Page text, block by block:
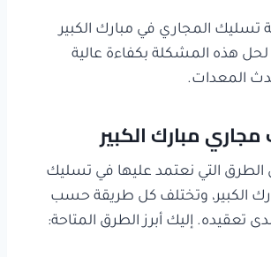
تسليك المجاري في مبارك الكبير
هذه المشكلة بكفاءة عالية
المعدات.
مبارك الكبير
الطرق التي نعتمد عليها في تسليك
الكبير، وتختلف كل طريقة حسب
تعقيده. إليك أبرز الطرق المتاحة: